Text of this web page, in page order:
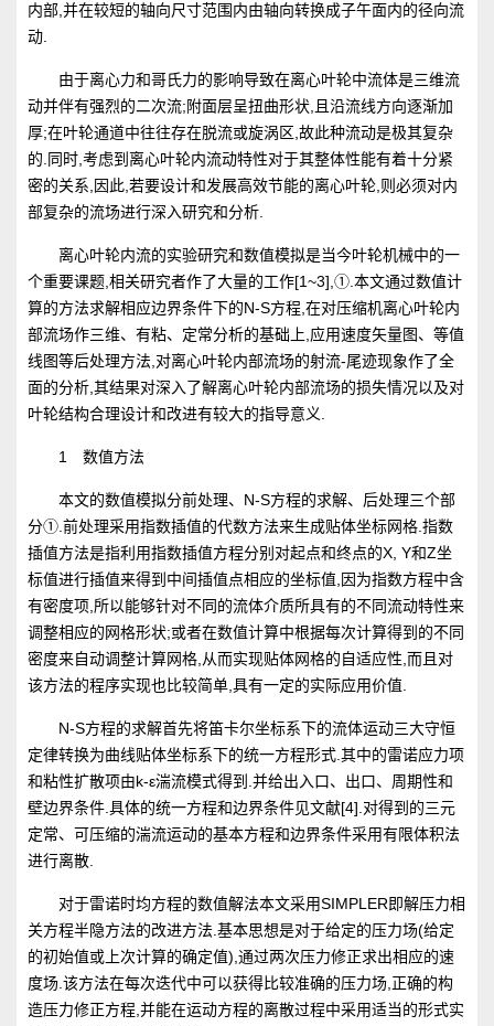
内部,并在较短的轴向尺寸范围内由轴向转换成子午面内的径向流
动.
由于离心力和哥氏力的影响导致在离心叶轮中流体是三维流
动并伴有强烈的二次流;附面层呈扭曲形状,且沿流线方向逐渐加
厚;在叶轮通道中往往存在脱流或旋涡区,故此种流动是极其复杂
的.同时,考虑到离心叶轮内流动特性对于其整体性能有着十分紧
密的关系,因此,若要设计和发展高效节能的离心叶轮,则必须对内
部复杂的流场进行深入研究和分析.
离心叶轮内流的实验研究和数值模拟是当今叶轮机械中的一
个重要课题,相关研究者作了大量的工作[1~3],①.本文通过数值计
算的方法求解相应边界条件下的N-S方程,在对压缩机离心叶轮内
部流场作三维、有粘、定常分析的基础上,应用速度矢量图、等值
线图等后处理方法,对离心叶轮内部流场的射流-尾迹现象作了全
面的分析,其结果对深入了解离心叶轮内部流场的损失情况以及对
叶轮结构合理设计和改进有较大的指导意义.
1 数值方法
本文的数值模拟分前处理、N-S方程的求解、后处理三个部
分①.前处理采用指数插值的代数方法来生成贴体坐标网格.指数
插值方法是指利用指数插值方程分别对起点和终点的X, Y和Z坐
标值进行插值来得到中间插值点相应的坐标值,因为指数方程中含
有密度项,所以能够针对不同的流体介质所具有的不同流动特性来
调整相应的网格形状;或者在数值计算中根据每次计算得到的不同
密度来自动调整计算网格,从而实现贴体网格的自适应性,而且对
该方法的程序实现也比较简单,具有一定的实际应用价值.
N-S方程的求解首先将笛卡尔坐标系下的流体运动三大守恒
定律转换为曲线贴体坐标系下的统一方程形式.其中的雷诺应力项
和粘性扩散项由k-ε湍流模式得到.并给出入口、出口、周期性和
壁边界条件.具体的统一方程和边界条件见文献[4].对得到的三元
定常、可压缩的湍流运动的基本方程和边界条件采用有限体积法
进行离散.
对于雷诺时均方程的数值解法本文采用SIMPLER即解压力相
关方程半隐方法的改进方法.基本思想是对于给定的压力场(给定
的初始值或上次计算的确定值),通过两次压力修正求出相应的速
度场.该方法在每次迭代中可以获得比较准确的压力场,正确的构
造压力修正方程,并能在运动方程的离散过程中采用适当的形式实